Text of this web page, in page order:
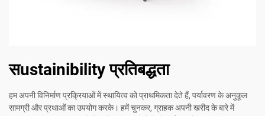
सustainibility प्रतिबद्धता
हम अपनी विनिर्माण प्रक्रियाओं में स्थायित्व को प्राथमिकता देते हैं, पर्यावरण के अनुकूल
सामग्री और प्रथाओं का उपयोग करके। हमें चुनकर, ग्राहक अपनी खरीद के बारे में